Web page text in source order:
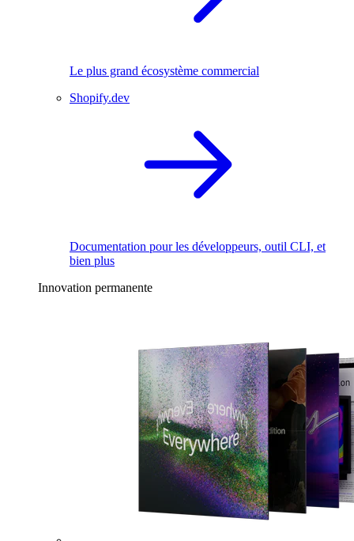
Le plus grand écosystème commercial
Shopify.dev
Documentation pour les développeurs, outil CLI, et
bien plus
Innovation permanente